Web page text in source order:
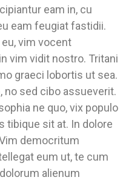
eam in, cu
eam feugiat fastidii.
vim vocent
vim vidit nostro. Tritani
graeci lobortis ut sea.
no sed cibo assueverit.
ne quo, vix populo
tibique sit at. In dolore
democritum
eum ut, te cum
alienum